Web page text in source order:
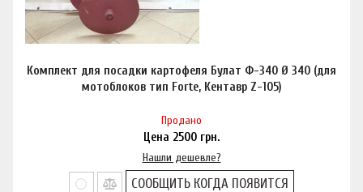
Комплект для посадки картофеля Булат Ф-340 Ø 340 (для
мотоблоков тип Forte, Кентавр Z-105)
Продано
Цена 2500 грн.
Нашли дешевле?
СООБЩИТЬ КОГДА ПОЯВИТСЯ